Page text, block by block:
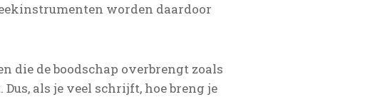
worden daardoor
die de boodschap overbrengt zoals
als je veel schrijft, hoe breng je